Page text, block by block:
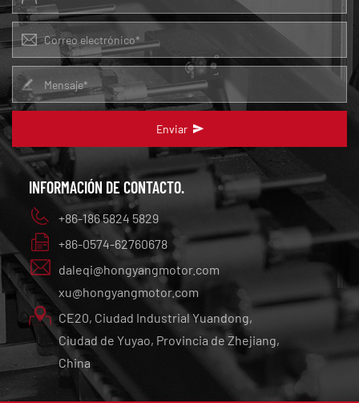
Enviar
INFORMACIÓN DE CONTACTO.
+86-186 5824 5829
+86-0574-62760678
daleqi@hongyangmotor.com
xu@hongyangmotor.com
CE20, Ciudad Industrial Yuandong,
Ciudad de Yuyao, Provincia de Zhejiang,
China